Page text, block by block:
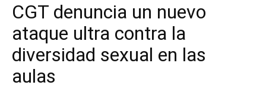
CGT denuncia un nuevo
ataque ultra contra la
diversidad sexual en las
aulas